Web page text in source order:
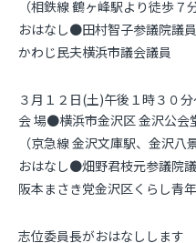
（相鉄線 鶴ヶ峰駅より徒歩７分
おはなし●田村智子参議院議員
かわじ民夫横浜市議会議員
３月１２日(土)午後１時３０
会 場●横浜市金沢区金沢公会
（京急線 金沢文庫駅、金沢八
おはなし●畑野君枝元参議院
阪本まさき党金沢区くらし青
志位委員長がおはなしします